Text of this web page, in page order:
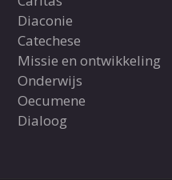
Diaconie
Catechese
Missie en ontwikkeling
Onderwijs
Oecumene
Dialoog